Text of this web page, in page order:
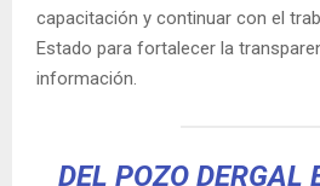
capacitación y continuar con el
Estado para fortalecer la
información.
DEL POZO DERGAL